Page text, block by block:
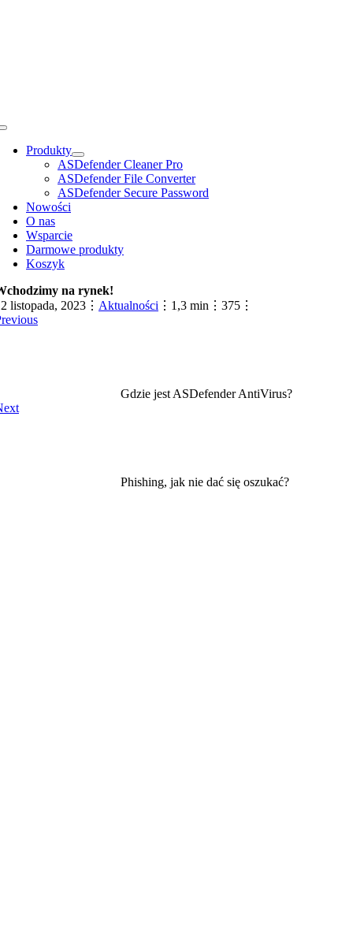
Toggle
NavigationProdukty
ASDefender Cleaner Pro
ASDefender File Converter
ASDefender Secure Password
Nowości
O nas
Wsparcie
Darmowe produkty
Koszyk
na rynek!
listopada, 2023 ⋮ Aktualności ⋮ 1,3 min ⋮ 375 ⋮
Gdzie jest ASDefender AntiVirus?
Phishing, jak nie dać się oszukać?